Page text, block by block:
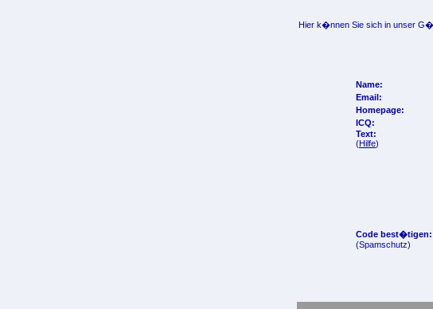
Hier k�nnen Sie sich in unser
Name:
Email:
Homepage:
ICQ:
Text:
(Hilfe)
Code best�tigen:
(Spamschutz)